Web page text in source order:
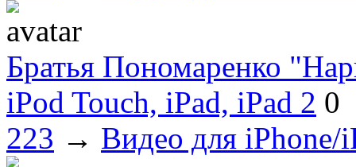
Братья Пономаренко
iPod Touch, iPad, iPad 2 0
223 → Видео для iPhone/